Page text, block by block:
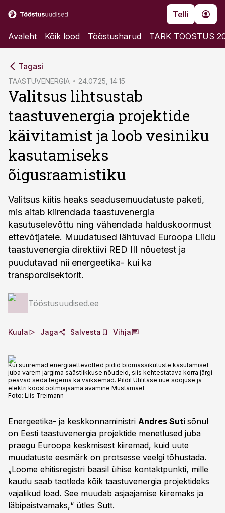
Telli
Avaleht Kõik lood Tööstusharud TARK TÖÖSTUS
Tagasi
TAASTUVENERGIA 24.07.25, 14:15
Valitsus lihtsustab
taastuvenergia projektide
käivitamist ja loob vesiniku
kasutamiseks
õigusraamistiku
Valitsus kiitis heaks seadusemuudatuste paketi,
mis aitab kiirendada taastuvenergia
kasutuselevõttu ning vähendada halduskoormust
ettevõtjatele. Muudatused lähtuvad Euroopa Liidu
taastuvenergia direktiivi RED III nõuetest ja
puudutavad nii energeetika- kui ka
transpordisektorit.
Tööstusuudised.ee
Kuula Jaga Salvesta Vihja
Kui suuremad energiaettevõtted pidid biomassikütuste kasutamisel
juba varem järgima säästlikkuse nõudeid, siis kehtestatava korra järgi
peavad seda tegema ka väiksemad. Pildil Utilitase uue soojuse ja
elektri koostootmisjaama avamine Mustamäel.
Foto: Liis Treimann
Energeetika- ja keskkonnaministri Andres Suti sõnul
on Eesti taastuvenergia projektide menetlused juba
praegu Euroopa keskmisest kiiremad, kuid uute
muudatuste eesmärk on protsesse veelgi tõhustada.
„Loome ehitisregistri baasil ühise kontaktpunkti, mille
kaudu saab taotleda kõik taastuvenergia projektideks
vajalikud load. See muudab asjaajamise kiiremaks ja
läbipaistvamaks,“ ütles Sutt.